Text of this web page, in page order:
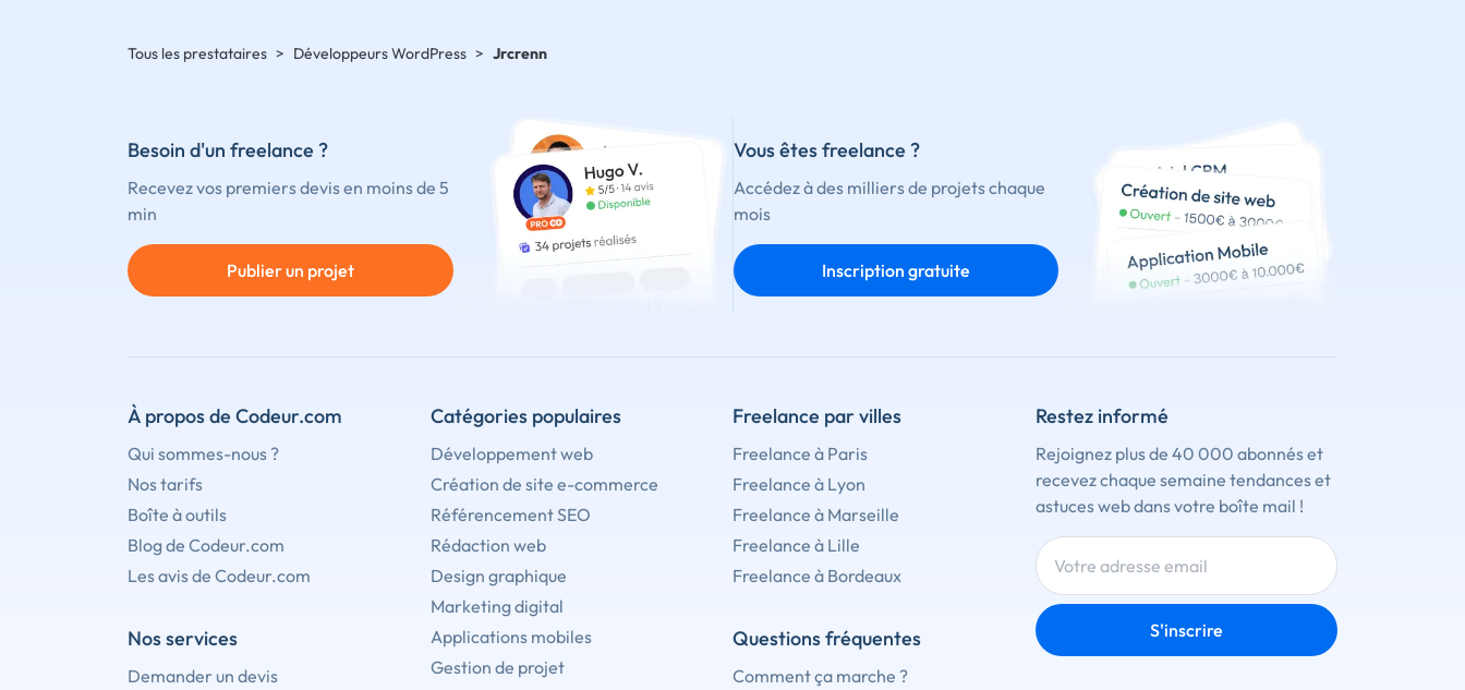
Tous les prestataires > Développeurs WordPress > Jrcrenn
Besoin d'un freelance ?
Recevez vos premiers devis en moins de 5
min
Publier un projet
Vous êtes freelance ?
Accédez à des milliers de projets chaque
mois
Inscription gratuite
À propos de Codeur.com
Qui sommes-nous ?
Nos tarifs
Boîte à outils
Blog de Codeur.com
Les avis de Codeur.com
Nos services
Demander un devis
Catégories populaires
Développement web
Création de site e-commerce
Référencement SEO
Rédaction web
Design graphique
Marketing digital
Applications mobiles
Gestion de projet
Freelance par villes
Freelance à Paris
Freelance à Lyon
Freelance à Marseille
Freelance à Lille
Freelance à Bordeaux
Questions fréquentes
Comment ça marche ?
Restez informé
Rejoignez plus de 40 000 abonnés et
recevez chaque semaine tendances et
astuces web dans votre boîte mail !
S'inscrire